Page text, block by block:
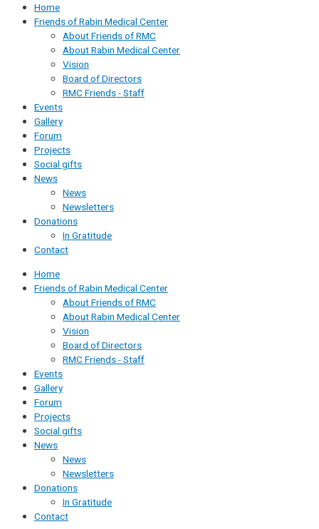
Home
Friends of Rabin Medical Center
About Friends of RMC
About Rabin Medical Center
Vision
Board of Directors
RMC Friends - Staff
Events
Gallery
Forum
Projects
Social gifts
News
News
Newsletters
Donations
In Gratitude
Contact
Home
Friends of Rabin Medical Center
About Friends of RMC
About Rabin Medical Center
Vision
Board of Directors
RMC Friends - Staff
Events
Gallery
Forum
Projects
Social gifts
News
News
Newsletters
Donations
In Gratitude
Contact